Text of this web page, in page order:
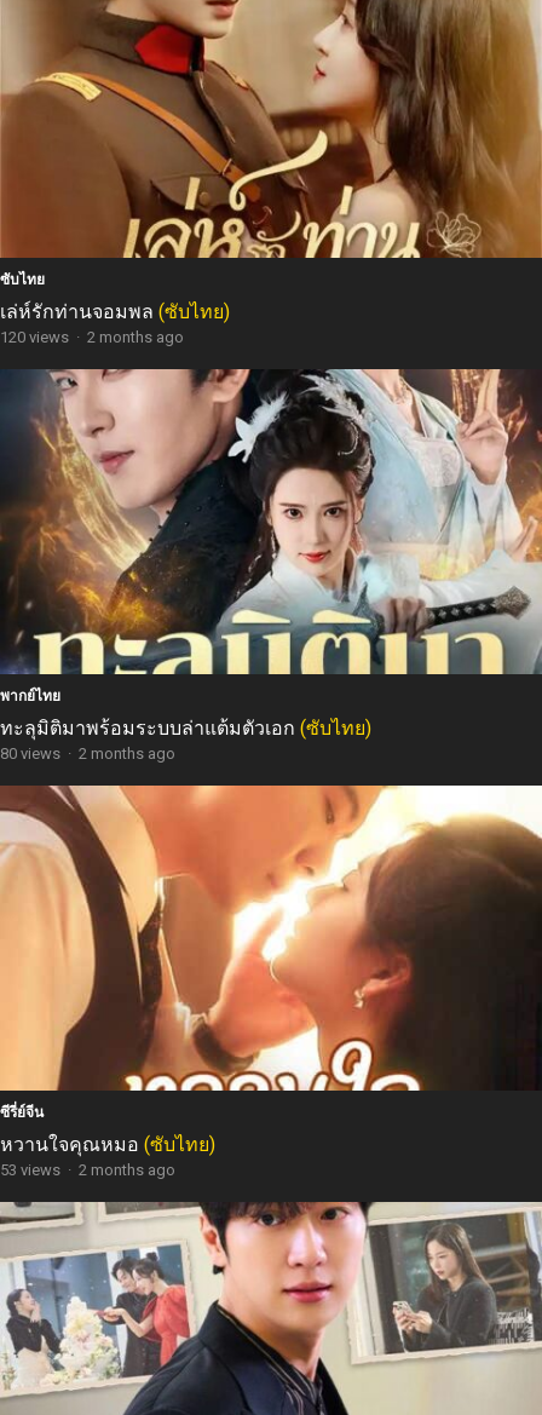
ซับไทย
เล่ห์รักท่านจอมพล (ซับไทย)
120 views · 2 months ago
พากย์ไทย
ทะลุมิติมาพร้อมระบบล่าแต้มตัวเอก (ซับไทย)
80 views · 2 months ago
ซีรี่ย์จีน
หวานใจคุณหมอ (ซับไทย)
53 views · 2 months ago